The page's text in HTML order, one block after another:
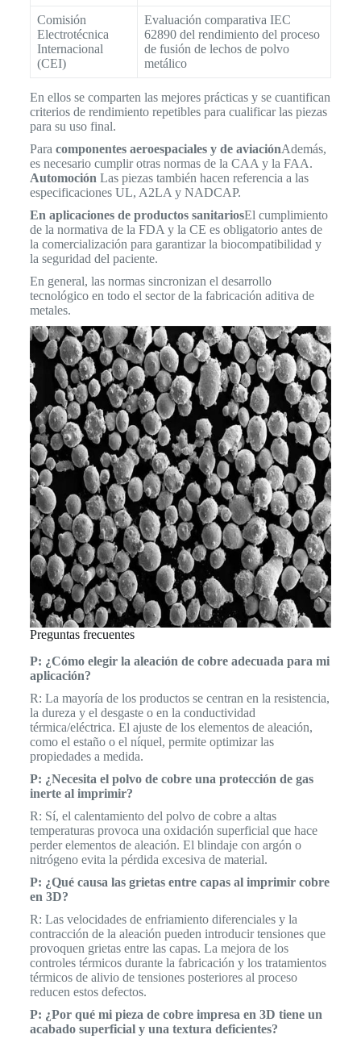
Comisión
Electrotécnica
Internacional
(CEI)
Evaluación comparativa IEC
62890 del rendimiento del proceso
de fusión de lechos de polvo
metálico
En ellos se comparten las mejores prácticas y se cuantifican
criterios de rendimiento repetibles para cualificar las piezas
para su uso final.
Para componentes aeroespaciales y de aviaciónAdemás,
es necesario cumplir otras normas de la CAA y la FAA.
Automoción Las piezas también hacen referencia a las
especificaciones UL, A2LA y NADCAP.
En aplicaciones de productos sanitariosEl cumplimiento
de la normativa de la FDA y la CE es obligatorio antes de
la comercialización para garantizar la biocompatibilidad y
la seguridad del paciente.
En general, las normas sincronizan el desarrollo
tecnológico en todo el sector de la fabricación aditiva de
metales.
Preguntas frecuentes
P: ¿Cómo elegir la aleación de cobre adecuada para mi
aplicación?
R: La mayoría de los productos se centran en la resistencia,
la dureza y el desgaste o en la conductividad
térmica/eléctrica. El ajuste de los elementos de aleación,
como el estaño o el níquel, permite optimizar las
propiedades a medida.
P: ¿Necesita el polvo de cobre una protección de gas
inerte al imprimir?
R: Sí, el calentamiento del polvo de cobre a altas
temperaturas provoca una oxidación superficial que hace
perder elementos de aleación. El blindaje con argón o
nitrógeno evita la pérdida excesiva de material.
P: ¿Qué causa las grietas entre capas al imprimir cobre
en 3D?
R: Las velocidades de enfriamiento diferenciales y la
contracción de la aleación pueden introducir tensiones que
provoquen grietas entre las capas. La mejora de los
controles térmicos durante la fabricación y los tratamientos
térmicos de alivio de tensiones posteriores al proceso
reducen estos defectos.
P: ¿Por qué mi pieza de cobre impresa en 3D tiene un
acabado superficial y una textura deficientes?